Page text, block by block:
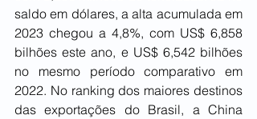
saldo em dólares, a alta acumulada em
2023 chegou a 4,8%, com US$ 6,858
bilhões este ano, e US$ 6,542 bilhões
no mesmo período comparativo em
2022. No ranking dos maiores destinos
das exportações do Brasil, a China